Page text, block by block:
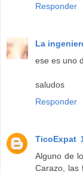
Responder
La
ese es uno
saludos
Responder
TicoExpat
Alguno de
Carazo, las